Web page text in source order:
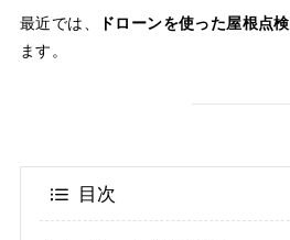
最近では、 ドローンを使った屋根点検
ます。
目次